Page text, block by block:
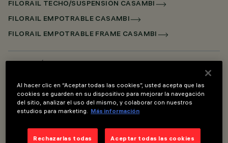
FILORAIL TECHO/SUSPENSIÓN CASAMBI
FILORAIL EMPOTRABLE CASAMBI
FILORAIL EMPOTRABLE FRAME CASAMBI
fuente de alimentación de 480 W
DALI-2
iGuzzini
Al hacer clic en “Aceptar todas las cookies”, usted acepta que las
cookies se guarden en su dispositivo para mejorar la navegación
del sitio, analizar el uso del mismo, y colaborar con nuestros
estudios para marketing. Más información
Rechazarlas todas Aceptar todas las cookies